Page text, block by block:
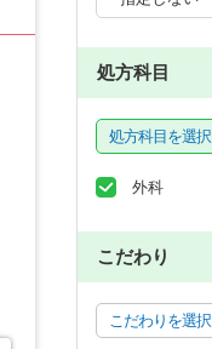
処方科目
処方科目を選択
外科
こだわり
こだわりを選択